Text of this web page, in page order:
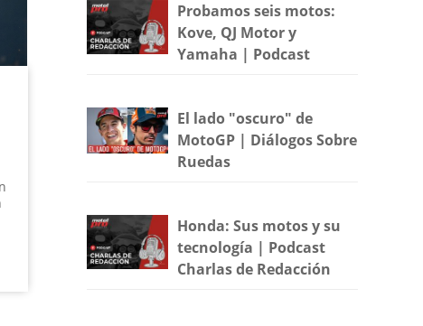
Probamos seis motos:
Kove, QJ Motor y
Yamaha | Podcast
El lado "oscuro" de
MotoGP | Diálogos Sobre
Ruedas
Honda: Sus motos y su
tecnología | Podcast
Charlas de Redacción